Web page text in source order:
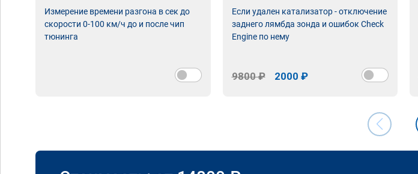
Измерение времени разгона в сек до
скорости 0-100 км/ч до и после чип
тюнинга
Если удален катализатор - отключение
заднего лямбда зонда и ошибок Check
Engine по нему
9800 ₽ 2000 ₽